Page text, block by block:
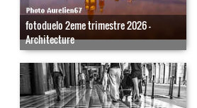
fotoduelo 2eme trimestre 2026 -
Architecture